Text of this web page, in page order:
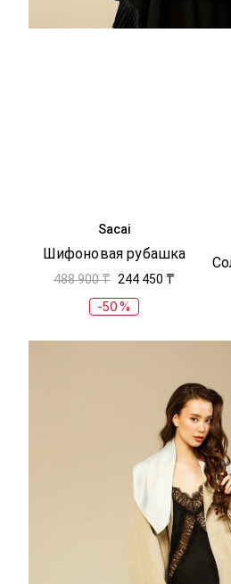
Sacai
Шифоновая рубашка
488 900 ₸ 244 450 ₸
-50%